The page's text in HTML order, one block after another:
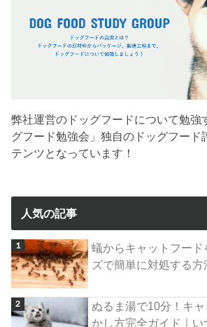
弊社運営のドッグフードについて勉強
グフード勉強会」独自のドッグフード
テンツとなっています！
人気の記事
蟻からキャットフード
ズで簡単に対処する方
ぬるま湯で10分！キ
かし方完全ガイド｜い